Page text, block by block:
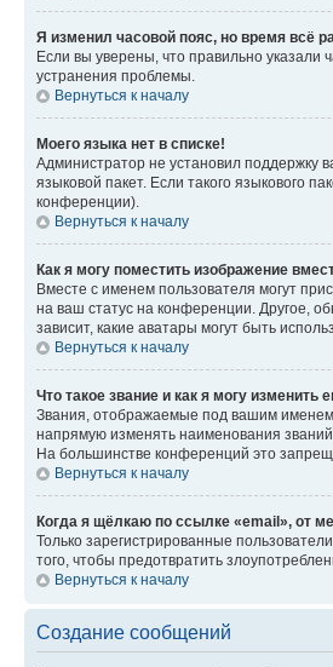
Я изменил часовой пояс, но время всё
Если вы уверены, что правильно указали
устранения проблемы.
Вернуться к началу
Моего языка нет в списке!
Администратор не установил поддержку
языковой пакет. Если такого языкового
конференции).
Вернуться к началу
Как я могу поместить изображение
Вместе с именем пользователя могут
на ваш статус на конференции. Другое,
зависит, какие аватары могут быть
Вернуться к началу
Что такое звание и как я могу изменить
Звания, отображаемые под вашим
напрямую изменять наименования
На большинстве конференций это
Вернуться к началу
Когда я щёлкаю по ссылке «email», от
Только зарегистрированные
того, чтобы предотвратить
Вернуться к началу
Создание сообщений